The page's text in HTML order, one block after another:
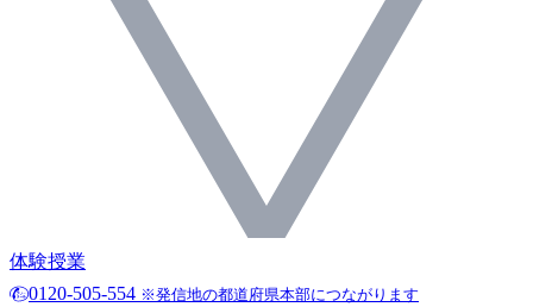
体験授業
0120-505-554 ※発信地の都道府県本部につながります